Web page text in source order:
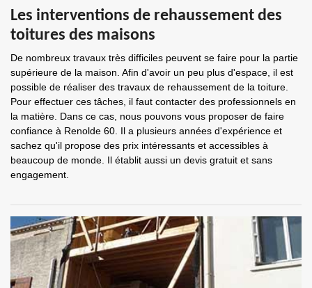
Les interventions de rehaussement des
toitures des maisons
De nombreux travaux très difficiles peuvent se faire pour la partie
supérieure de la maison. Afin d'avoir un peu plus d'espace, il est
possible de réaliser des travaux de rehaussement de la toiture.
Pour effectuer ces tâches, il faut contacter des professionnels en
la matière. Dans ce cas, nous pouvons vous proposer de faire
confiance à Renolde 60. Il a plusieurs années d'expérience et
sachez qu'il propose des prix intéressants et accessibles à
beaucoup de monde. Il établit aussi un devis gratuit et sans
engagement.